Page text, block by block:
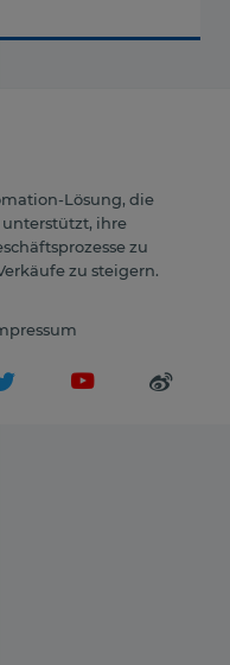
Lösung, die
ihre
zu
zu steigern.